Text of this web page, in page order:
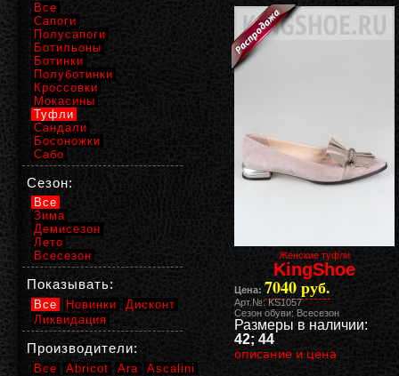
Женские туфли
KingShoe
Цена: 7040 руб.
Арт.№: KS1057
Сезон обуви: Всесезон
Размеры в наличии:
42; 44
описание и цена
Все
Сапоги
Полусапоги
Ботильоны
Ботинки
Полуботинки
Кроссовки
Мокасины
Туфли
Сандали
Босоножки
Сабо
Сезон:
Все
Зима
Демисезон
Лето
Всесезон
Показывать:
Все Новинки
Дисконт
Ликвидация
Производители:
Все Abricot Ara
Ascalini